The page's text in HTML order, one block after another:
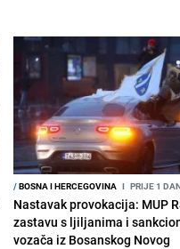
/BOSNA I HERCEGOVINA I PRIJE 1
Nastavak provokacija: MUP
zastavu s ljiljanima i
vozača iz Bosanskog Novog